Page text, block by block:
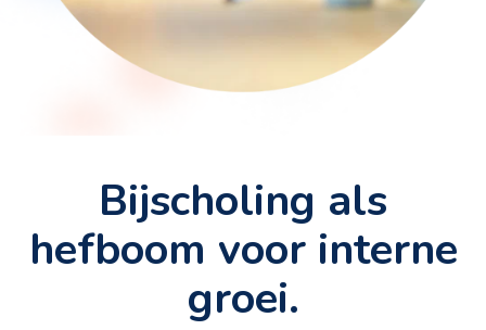
Bijscholing als
hefboom voor interne
groei.